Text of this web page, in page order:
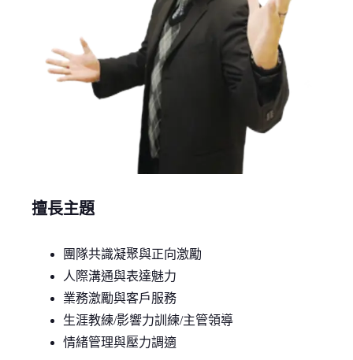
擅長主題
團隊共識凝聚與正向激勵
人際溝通與表達魅力
業務激勵與客戶服務
生涯教練/影響力訓練/主管領導
情緒管理與壓力調適